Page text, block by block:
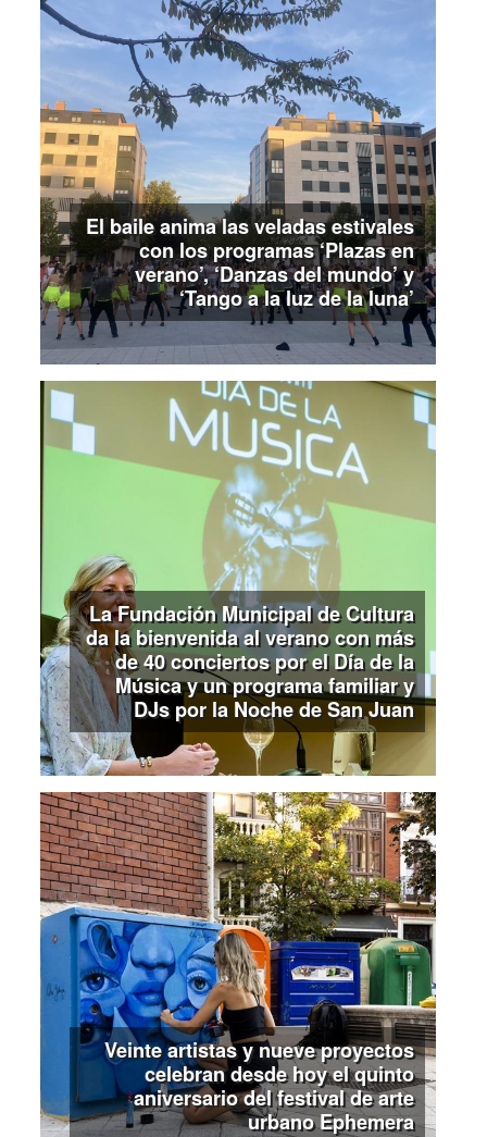
El baile anima las veladas estivales
con los programas ‘Plazas en
verano’, ‘Danzas del mundo’ y
‘Tango a la luz de la luna’
La Fundación Municipal de Cultura
da la bienvenida al verano con más
de 40 conciertos por el Día de la
Música y un programa familiar y
DJs por la Noche de San Juan
Veinte artistas y nueve proyectos
celebran desde hoy el quinto
aniversario del festival de arte
urbano Ephemera